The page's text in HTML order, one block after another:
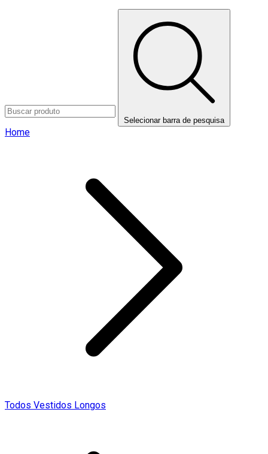
Selecionar barra de pesquisa
Home
Todos Vestidos Longos